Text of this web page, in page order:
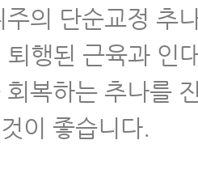
주의 단순교정 추
행된 근육과 인
복하는 추나를
이 좋습니다.